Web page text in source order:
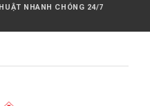
NHANH CHÓNG 24/7